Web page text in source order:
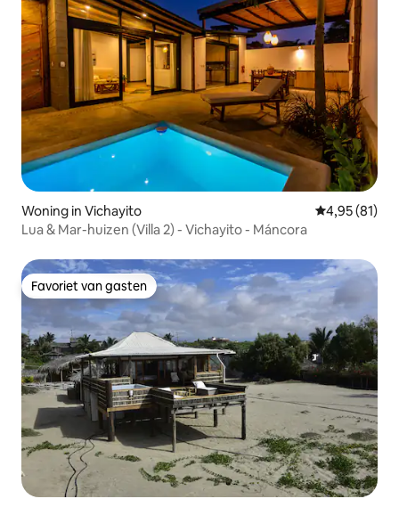
Woning in Vichayito Gemiddelde
4,95 (81)
Lua & Mar-huizen (Villa 2) - Vichayito - Máncora
Favoriet van gasten
Favoriet van gasten